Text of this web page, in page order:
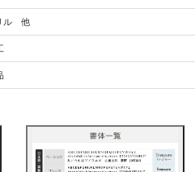
ル 他